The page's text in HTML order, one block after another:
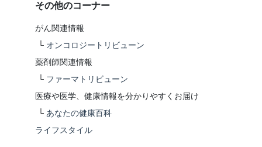
その他のコーナー
がん関連情報
└ オンコロジートリビューン
薬剤師関連情報
└ ファーマトリビューン
医療や医学、健康情報を分かりやすくお届け
└ あなたの健康百科
ライフスタイル